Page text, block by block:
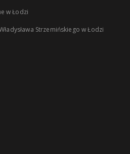
w Łodzi
Strzemińskiego w Łodzi